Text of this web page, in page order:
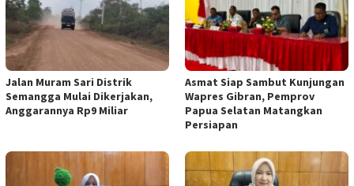
Jalan Muram Sari Distrik
Semangga Mulai Dikerjakan,
Anggarannya Rp9 Miliar
Asmat Siap Sambut Kunjungan
Wapres Gibran, Pemprov
Papua Selatan Matangkan
Persiapan